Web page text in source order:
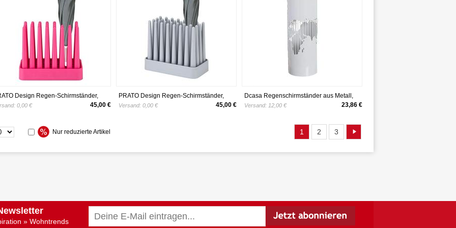
Design Regen-Schirmständer,
rutschfest und platzsparend,
0,00 € 45,00 €
PRATO Design Regen-Schirmständer,
robust, rutschfest und platzsparend,
Versand: 0,00 € 45,00 €
Dcasa Regenschirmständer aus Metall,
für Schränke, Aufbewahrung unter dem
Versand: 12,00 € 23,86 €
Nur reduzierte Artikel 1 2 3
» Wohntrends